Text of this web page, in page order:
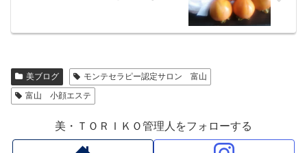
美ブログ
モンテセラピー認定サロン 富山
富山 小顔エステ
美・ＴＯＲＩＫＯ管理人をフォローする